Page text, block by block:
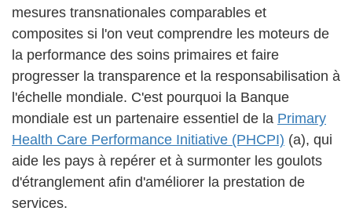
mesures transnationales comparables et
composites si l'on veut comprendre les moteurs de
la performance des soins primaires et faire
progresser la transparence et la responsabilisation à
l'échelle mondiale. C'est pourquoi la Banque
mondiale est un partenaire essentiel de la Primary
Health Care Performance Initiative (PHCPI) (a), qui
aide les pays à repérer et à surmonter les goulots
d'étranglement afin d'améliorer la prestation de
services.